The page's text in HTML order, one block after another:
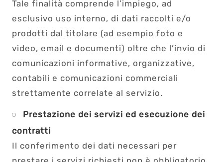
Tale finalità comprende l’impiego, ad
esclusivo uso interno, di dati raccolti e/o
prodotti dal titolare (ad esempio foto e
video, email e documenti) oltre che l’invio di
comunicazioni informative, organizzative,
contabili e comunicazioni commerciali
strettamente correlate al servizio.
Prestazione dei servizi ed esecuzione dei
contratti
Il conferimento dei dati necessari per